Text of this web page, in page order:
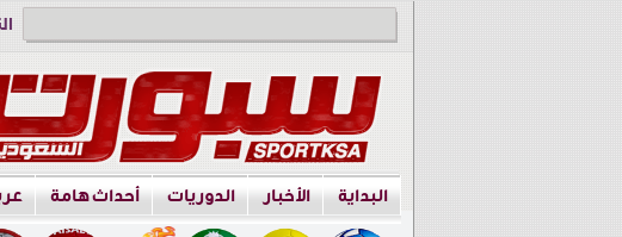
البداية الأخبار الدوريات أحداث هامة